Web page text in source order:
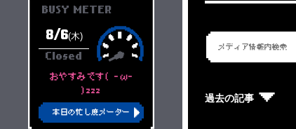
過去の記事
BUSY METER
8/6(木)
Closed
おやすみです( -ω-
)zzz
本日の忙し度メーター